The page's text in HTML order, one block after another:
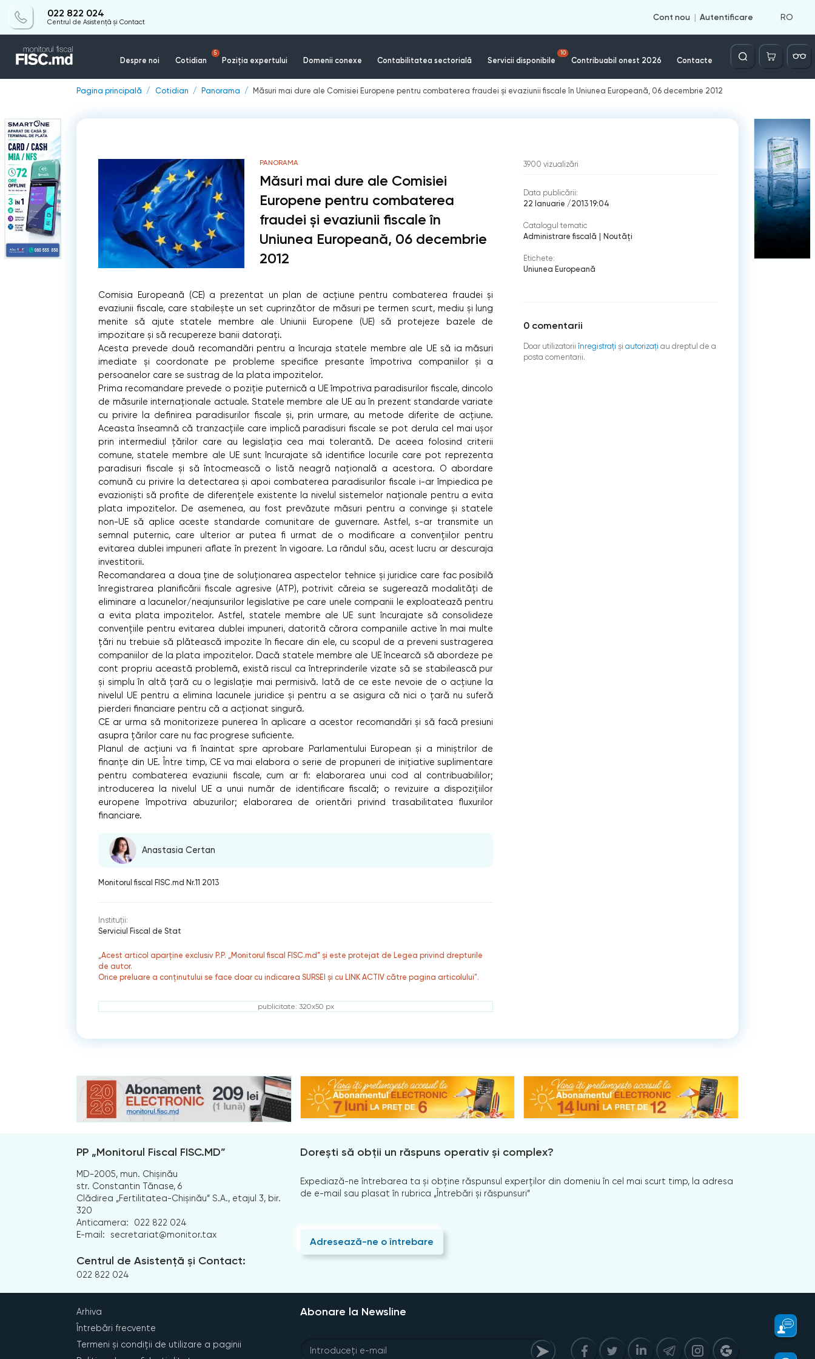
022 822 024
Centrul de Asistență și Contact
Cont nou Autentificare RO
Despre noi Cotidian
5
Poziția expertului Domenii conexe Contabilitatea sectorială Servicii disponibile
10
Contribuabil onest 2026 Contacte
Căutare
Pagina principală Cotidian Panorama Măsuri mai dure ale Comisiei Europene pentru combaterea fraudei şi evaziunii fiscale în Uniunea Europeană, 06 decembrie 2012
PANORAMA
Măsuri mai dure ale Comisiei
Europene pentru combaterea
fraudei şi evaziunii fiscale în
Uniunea Europeană, 06 decembrie
2012
Comisia Europeană (CE) a prezentat un plan de acţiune pentru combaterea fraudei şi
evaziunii fiscale, care stabileşte un set cuprinzător de măsuri pe termen scurt, mediu şi lung
menite să ajute statele membre ale Uniunii Europene (UE) să protejeze bazele de
impozitare şi să recupereze banii datoraţi.
Acesta prevede două recomandări pentru a încuraja statele membre ale UE să ia măsuri
imediate şi coordonate pe probleme specifice presante împotriva companiilor şi a
persoanelor care se sustrag de la plata impozitelor.
Prima recomandare prevede o poziţie puternică a UE împotriva paradisurilor fiscale, dincolo
de măsurile internaţionale actuale. Statele membre ale UE au în prezent standarde variate
cu privire la definirea paradisurilor fiscale şi, prin urmare, au metode diferite de acţiune.
Aceasta înseamnă că tranzacţiile care implică paradisuri fiscale se pot derula cel mai uşor
prin intermediul ţărilor care au legislaţia cea mai tolerantă. De aceea folosind criterii
comune, statele membre ale UE sunt încurajate să identifice locurile care pot reprezenta
paradisuri fiscale şi să întocmească o listă neagră naţională a acestora. O abordare
comună cu privire la detectarea şi apoi combaterea paradisurilor fiscale i-ar împiedica pe
evazionişti să profite de diferenţele existente la nivelul sistemelor naţionale pentru a evita
plata impozitelor. De asemenea, au fost prevăzute măsuri pentru a convinge şi statele
non-UE să aplice aceste standarde comunitare de guvernare. Astfel, s-ar transmite un
semnal puternic, care ulterior ar putea fi urmat de o modificare a convenţiilor pentru
evitarea dublei impuneri aflate în prezent în vigoare. La rândul său, acest lucru ar descuraja
investitorii.
Recomandarea a doua ţine de soluţionarea aspectelor tehnice şi juridice care fac posibilă
înregistrarea planificării fiscale agresive (ATP), potrivit căreia se sugerează modalităţi de
eliminare a lacunelor/neajunsurilor legislative pe care unele companii le exploatează pentru
a evita plata impozitelor. Astfel, statele membre ale UE sunt încurajate să consolideze
convenţiile pentru evitarea dublei impuneri, datorită cărora companiile active în mai multe
ţări nu trebuie să plătească impozite în fiecare din ele, cu scopul de a preveni sustragerea
companiilor de la plata impozitelor. Dacă statele membre ale UE încearcă să abordeze pe
cont propriu această problemă, există riscul ca întreprinderile vizate să se stabilească pur
şi simplu în altă ţară cu o legislaţie mai permisivă. Iată de ce este nevoie de o acţiune la
nivelul UE pentru a elimina lacunele juridice şi pentru a se asigura că nici o ţară nu suferă
pierderi financiare pentru că a acţionat singură.
CE ar urma să monitorizeze punerea în aplicare a acestor recomandări şi să facă presiuni
asupra ţărilor care nu fac progrese suficiente.
Planul de acţiuni va fi înaintat spre aprobare Parlamentului European şi a miniştrilor de
finanţe din UE. Între timp, CE va mai elabora o serie de propuneri de iniţiative suplimentare
pentru combaterea evaziunii fiscale, cum ar fi: elaborarea unui cod al contribuabililor;
introducerea la nivelul UE a unui număr de identificare fiscală; o revizuire a dispoziţiilor
europene împotriva abuzurilor; elaborarea de orientări privind trasabilitatea fluxurilor
financiare.
Anastasia Certan
Monitorul fiscal FISC.md Nr.11 2013
Instituții:
Serviciul Fiscal de Stat
„Acest articol aparține exclusiv P.P. „Monitorul fiscal FISC.md” și este protejat de Legea privind drepturile
de autor.
Orice preluare a conținutului se face doar cu indicarea SURSEI și cu LINK ACTIV către pagina articolului”.
publicitate: 320x50 px
3900 vizualizări
Data publicării:
22 Ianuarie /2013 19:04
Catalogul tematic
Administrare fiscală
Noutăți
Etichete:
Uniunea Europeană
0 comentarii
Doar utilizatorii înregistraţi şi autorizați au dreptul de a
posta comentarii.
PP „Monitorul Fiscal FISC.MD”
MD-2005, mun. Chișinău
str. Constantin Tănase, 6
Clădirea „Fertilitatea-Chișinău” S.A., etajul 3, bir.
320
Anticamera:
022 822 024
E-mail:
secretariat@monitor.tax
Centrul de Asistență și Contact:
022 822 024
Dorești să obții un răspuns operativ și complex?
Expediază-ne întrebarea ta și obține răspunsul experților din domeniu în cel mai scurt timp, la adresa
de e-mail sau plasat în rubrica „Întrebări și răspunsuri”
Adresează-ne o întrebare
Arhiva
Întrebări frecvente
Termeni și condiții de utilizare a paginii
Abonare la Newsline